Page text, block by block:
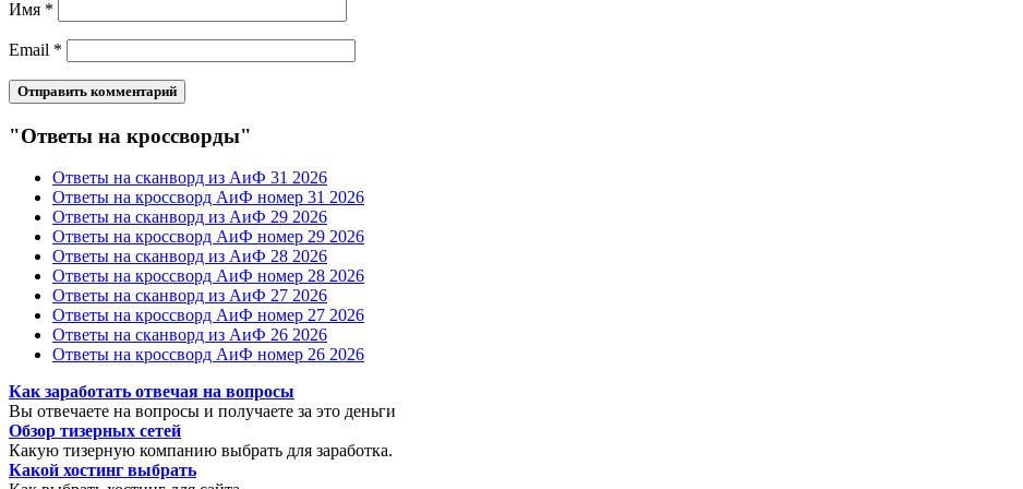
Имя *
Email *
"Ответы на кроссворды"
Ответы на сканворд из АиФ 31 2026
Ответы на кроссворд АиФ номер 31 2026
Ответы на сканворд из АиФ 29 2026
Ответы на кроссворд АиФ номер 29 2026
Ответы на сканворд из АиФ 28 2026
Ответы на кроссворд АиФ номер 28 2026
Ответы на сканворд из АиФ 27 2026
Ответы на кроссворд АиФ номер 27 2026
Ответы на сканворд из АиФ 26 2026
Ответы на кроссворд АиФ номер 26 2026
Как заработать отвечая на вопросы
Вы отвечаете на вопросы и получаете за это деньги
Обзор тизерных сетей
Какую тизерную компанию выбрать для заработка.
Какой хостинг выбрать